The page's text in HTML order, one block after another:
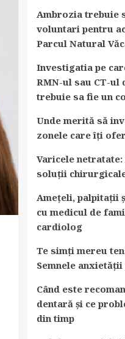
Ambrozia trebuie
voluntari pentru
Parcul Natural
Investigatia pe
RMN-ul sau CT-ul
trebuie sa fie un
Unde merită să
zonele care îți
Varicele
soluții
Amețeli, palpitații
cu medicul de
cardiolog
Te simți mereu
Semnele
Când este
dentară și ce
din timp